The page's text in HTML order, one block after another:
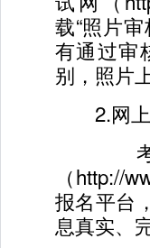
载“照片
有通过审
别，照片
2.网上
考
（http://
报名平台
息真实、